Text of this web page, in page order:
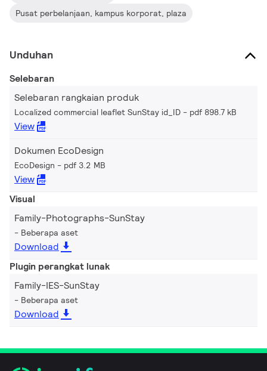
Pusat perbelanjaan, kampus korporat, plaza
Unduhan
Selebaran
Selebaran rangkaian produk
Localized commercial leaflet SunStay id_ID pdf 898.7 kB
View
Dokumen EcoDesign
EcoDesign pdf 3.2 MB
View
Visual
Family-Photographs-SunStay
Beberapa aset
Download
Plugin perangkat lunak
Family-IES-SunStay
Beberapa aset
Download